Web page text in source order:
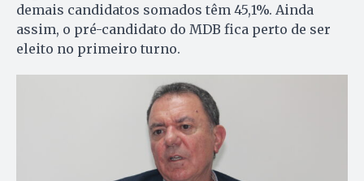
demais candidatos somados têm 45,1%. Ainda
assim, o pré-candidato do MDB fica perto de ser
eleito no primeiro turno.